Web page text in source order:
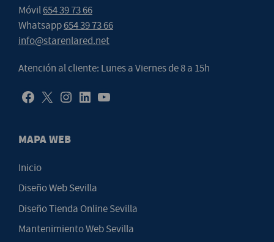
Móvil654 39 73 66
Whatsapp654 39 73 66
info@starenlared.net
Atención al cliente: Lunes a Viernes de 8 a 15h
MAPA WEB
Inicio
Diseño Web Sevilla
Diseño Tienda Online Sevilla
Mantenimiento Web Sevilla